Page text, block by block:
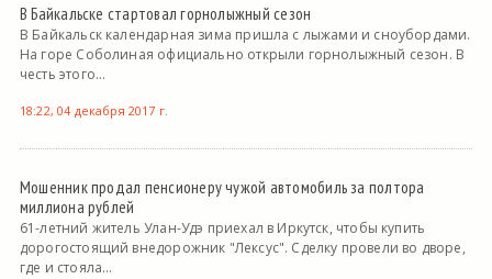
В Байкальске стартовал горнолыжный сезон
В Байкальск календарная зима пришла с лыжами и сноубордами.
На горе Соболиная официально открыли горнолыжный сезон. В
честь этого...
18:22, 04 декабря 2017 г.
Мошенник продал пенсионеру чужой автомобиль за полтора
миллиона рублей
61-летний житель Улан-Удэ приехал в Иркутск, чтобы купить
дорогостоящий внедорожник "Лексус". Сделку провели во дворе,
где и стояла...